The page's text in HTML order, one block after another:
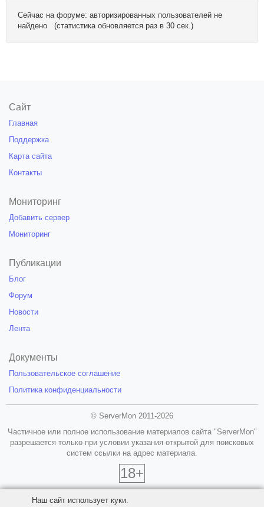
Сейчас на форуме: авторизированных пользователей не
найдено (статистика обновляется раз в 30 сек.)
Сайт
Главная
Поддержка
Карта сайта
Контакты
Мониторинг
Добавить сервер
Мониторинг
Публикации
Блог
Форум
Новости
Лента
Документы
Пользовательское соглашение
Политика конфиденциальности
© ServerMon 2011-2026
Частичное или полное использование материалов сайта "ServerMon"
разрешается только при условии указания открытой для поисковых
систем ссылки на адрес материала.
18+
Наш сайт использует куки.